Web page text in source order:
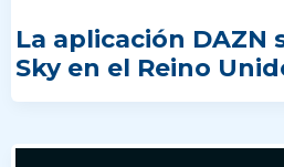
La aplicación DAZN
Sky en el Reino